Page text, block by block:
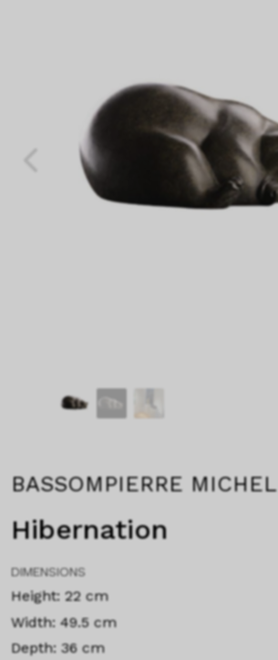
BASSOMPIERRE MICHEL
Hibernation
DIMENSIONS
Height: 22 cm
Width: 49.5 cm
Depth: 36 cm